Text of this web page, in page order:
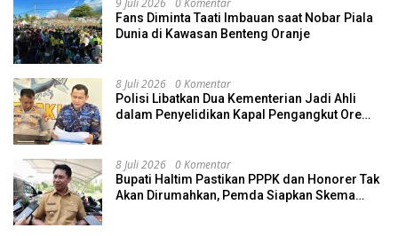
Fans Diminta Taati Imbauan saat Nobar Piala
Dunia di Kawasan Benteng Oranje
8 Juli 2026 0 Komentar
Polisi Libatkan Dua Kementerian Jadi Ahli
dalam Penyelidikan Kapal Pengangkut Ore
8 Juli 2026 0 Komentar
Bupati Haltim Pastikan PPPK dan Honorer Tak
Akan Dirumahkan, Pemda Siapkan Skema